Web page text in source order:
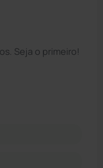
Seja o primeiro!